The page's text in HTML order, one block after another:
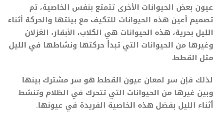
عيون بعض الحيوانات الأخرى تتمتع بنفس الخاصية، تم
تصميم أعين هذه الحيوانات للتكيف مع بيئتها والحركة أثناء
الليل بحرية، هذه الحيوانات هي الكلاب، الأبقار، الغزلان
وغيرها من الحيوانات التي تبدأ حركتها ونشاطها في الليل
مثل القطط.
لذلك فإن سر لمعان عيون القطط هو سر مشترك بينها
وبين غيرها من الحيوانات التي تتحرك في الظلام وتنشط
أثناء الليل بفضل هذه الخاصية الفريدة في عيونها.